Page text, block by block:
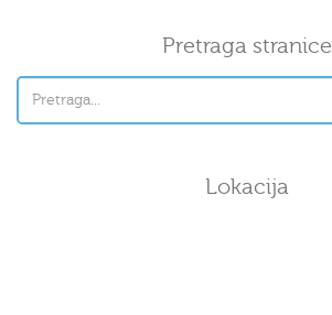
Pretraga stranice
Lokacija